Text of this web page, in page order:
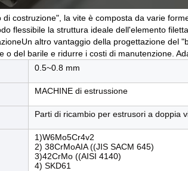
costruzione", la vite è composta da varie
flessibile la struttura ideale dell'elemento
altro vantaggio della progettazione del
o del barile e ridurre i costi di manutenzione.
0.5~0.8 mm
MACHINE di estrussione
Parti di ricambio per estrusori a doppia
1)W6Mo5Cr4v2
2) 38CrMoAIA ((JIS SACM 645)
3)42CrMo ((AISI 4140)
4) SKD61